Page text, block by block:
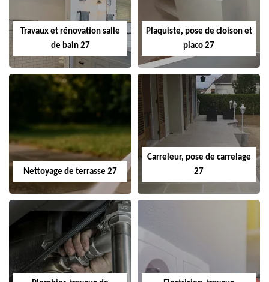
Travaux et rénovation salle
de bain 27
Plaquiste, pose de cloison et
placo 27
Nettoyage de terrasse 27
Carreleur, pose de carrelage
27